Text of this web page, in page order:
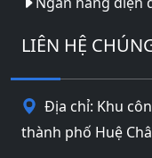
LIÊN HỆ
Địa chỉ: Khu
thành phố Huệ